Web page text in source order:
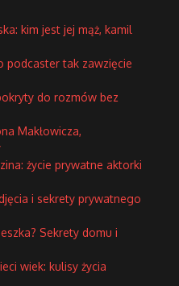
kim jest jej mąż, kamil
podcaster tak zawzięcie
do rozmów bez
Makłowicza,
życie prywatne aktorki
i sekrety prywatnego
Sekrety domu i
wiek: kulisy życia